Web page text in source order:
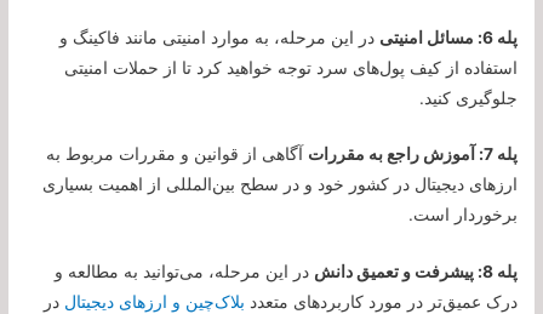
پله 6: مسائل امنیتی
در این مرحله، به موارد امنیتی مانند فاکینگ و
استفاده از کیف پول‌های سرد توجه خواهید کرد تا از حملات امنیتی
جلوگیری کنید.
پله 7: آموزش راجع به مقررات
آگاهی از قوانین و مقررات مربوط به
ارزهای دیجیتال در کشور خود و در سطح بین‌المللی از اهمیت بسیاری
برخوردار است.
پله 8: پیشرفت و تعمیق دانش
در این مرحله، می‌توانید به مطالعه و
درک عمیق‌تر در مورد کاربردهای متعدد بلاک‌چین و ارزهای دیجیتال در